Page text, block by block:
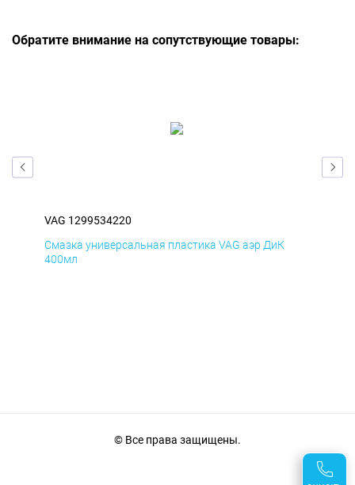
Обратите внимание на сопутствующие товары:
VAG 1299534220
Смазка универсальная пластика VAG аэр ДиК
400мл
© Все права защищены.